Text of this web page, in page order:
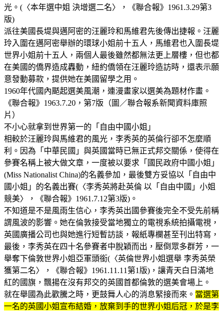
光。(〈本年選中姐 決增選二名〉，《聯合報》1961.3.29第3
版)
派往美國長堤與邁阿密的汪麗玲和馬維君先後傳出捷報。汪麗
玲入圍在邁阿密舉辦的環球小姐前十五人，馬維君也入圍長堤
世界小姐前十五人，兩個人最後雖然都無法更上層樓，但也都
在美國的僑界造成轟動，紐約僑領在汪麗玲造訪時，還表示願
意發動募款，提供她在美國留學之用。
1960年代國內颳起選美風潮，連漫畫家以選美為題材作畫。
《聯合報》1963.7.20，第7版（圖／聯合報系新聞資料庫照
片）
不小心就拿到世界第一的「自由中國小姐」
相較於汪麗玲與馬維君的風光，李秀英的英倫行卻不怎麼順
利。因為「中華民國」與英國當時已無正式邦交關係，使得在
參賽名稱上被大做文章，一度被以要求「國民政府中國小姐」
(Miss Nationalist China)的名義參加，最後雙方妥協以「自由中
國小姐」的名義出賽(〈李秀英將赴英倫 以「自由中國」小姐
競美〉，《聯合報》1961.7.12第3版)。
不知道是不是風雨生信心，李秀英出國參賽後完全不受先前稱
謂風波的影響。她在倫敦接受當地獨立的電視系統拍攝電視，
英國廣播公司也與她進行短暫訪談，報紙專欄甚至刊出特寫，
最後，李秀英在四十名參賽者中脫穎而出，壓倒眾多群芳，一
舉奪下倫敦世界小姐亞軍頭銜(〈英倫世界小姐選舉 李秀英榮
獲第二名〉，《聯合報》1961.11.11第1版)，讓青天白日滿地
紅的國旗，飄揚在沒有邦交的英國首都倫敦的選美會場上。
就在舉國為此歡騰之時，更鼓舞人心的消息緊接而來。 當選第
一名的英國小姐宣布結婚，放棄到手的世界小姐后冠，於是李